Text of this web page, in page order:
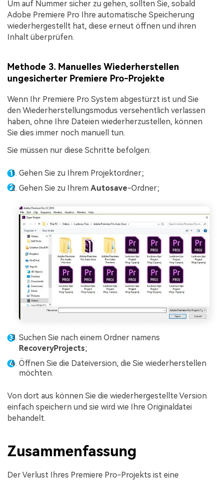
Um auf Nummer sicher zu gehen, sollten Sie, sobald
Adobe Premiere Pro Ihre automatische Speicherung
wiederhergestellt hat, diese erneut öffnen und ihren
Inhalt überprüfen.
Methode 3. Manuelles Wiederherstellen
ungesicherter Premiere Pro-Projekte
Wenn Ihr Premiere Pro System abgestürzt ist und Sie
den Wiederherstellungsmodus versehentlich verlassen
haben, ohne Ihre Dateien wiederherzustellen, können
Sie dies immer noch manuell tun.
Sie müssen nur diese Schritte befolgen:
Gehen Sie zu Ihrem Projektordner;
Gehen Sie zu Ihrem Autosave-Ordner;
Suchen Sie nach einem Ordner namens
RecoveryProjects;
Öffnen Sie die Dateiversion, die Sie wiederherstellen
möchten.
Von dort aus können Sie die wiederhergestellte Version
einfach speichern und sie wird wie Ihre Originaldatei
behandelt.
Zusammenfassung
Der Verlust Ihres Premiere Pro-Projekts ist eine